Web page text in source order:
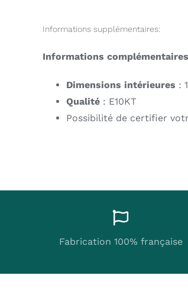
Informations supplémentaires:
Informations complémentaires
Dimensions intérieures :
Qualité: E10KT
Possibilité de certifier
Fabrication 100% française